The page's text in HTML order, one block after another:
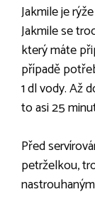
Jakmile je
Jakmile se
který máte
případě
1 dl vody. Až
to asi 25
Před
petrželkou,